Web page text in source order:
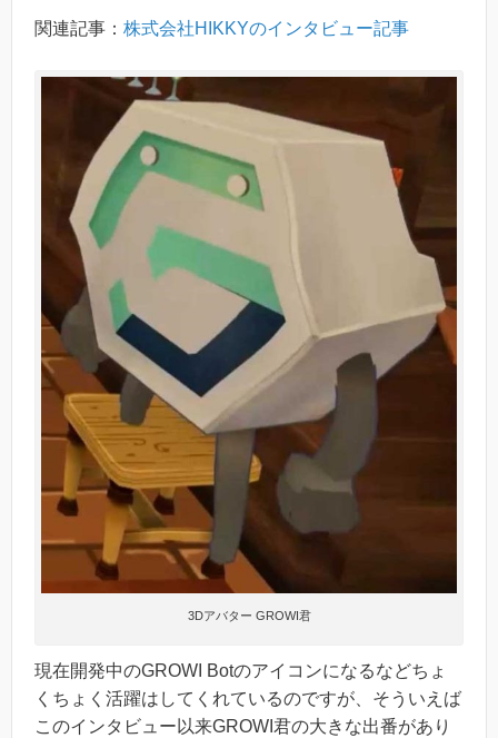
関連記事： 株式会社HIKKYのインタビュー記事
3Dアバター GROWI君
現在開発中のGROWI Botのアイコンになるなどちょ
くちょく活躍はしてくれているのですが、そういえば
このインタビュー以来GROWI君の大きな出番があり